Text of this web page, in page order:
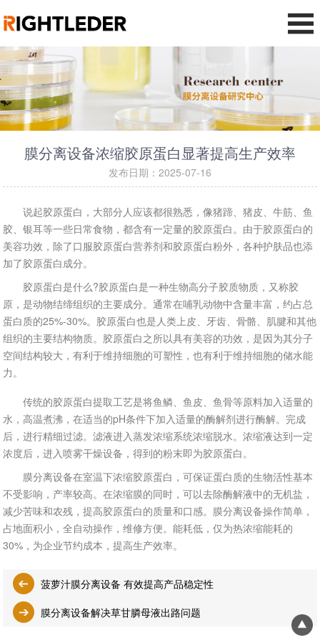
膜分离设备浓缩胶原蛋白显著提高生产效率
发布日期：2025-07-16
说起胶原蛋白，大部分人应该都很熟悉，像猪蹄、猪皮、牛筋、鱼
胶、银耳等一些日常食物，都含有一定量的胶原蛋白。由于胶原蛋白的
美容功效，除了口服胶原蛋白营养剂和胶原蛋白粉外，各种护肤品也添
加了胶原蛋白成分。
胶原蛋白是什么?胶原蛋白是一种生物高分子胶质物质，又称胶
原，是动物结缔组织的主要成分。通常在哺乳动物中含量丰富，约占总
蛋白质的25%-30%。胶原蛋白也是人类上皮、牙齿、骨骼、肌腱和其他
组织的主要结构物质。胶原蛋白之所以具有美容的功效，是因为其分子
空间结构较大，有利于维持细胞的可塑性，也有利于维持细胞的储水能
力。
传统的胶原蛋白提取工艺是将鱼鳞、鱼皮、鱼骨等原料加入适量的
水，高温煮沸，在适当的pH条件下加入适量的酶解剂进行酶解。完成
后，进行精细过滤。滤液进入蒸发浓缩系统浓缩脱水。浓缩液达到一定
浓度后，进入喷雾干燥设备，得到的粉末即为胶原蛋白。
膜分离设备在室温下浓缩胶原蛋白，可保证蛋白质的生物活性基本
不受影响，产率较高。在浓缩膜的同时，可以去除酶解液中的无机盐，
减少苦味和农残，提高胶原蛋白的质量和口感。膜分离设备操作简单，
占地面积小，全自动操作，维修方便。能耗低，仅为热浓缩能耗的
30%，为企业节约成本，提高生产效率。
菠萝汁膜分离设备 有效提高产品稳定性
膜分离设备解决草甘膦母液出路问题